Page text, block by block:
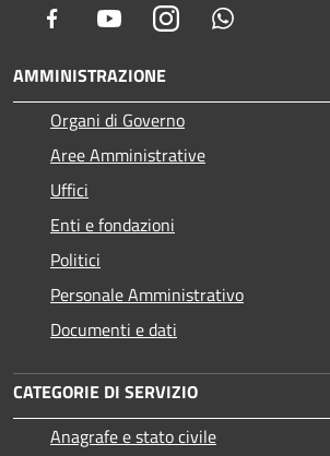
Facebook YoutubeInstagram
AMMINISTRAZIONE
Organi di Governo
Aree Amministrative
Uffici
Enti e fondazioni
Politici
Personale Amministrativo
Documenti e dati
CATEGORIE DI SERVIZIO
Anagrafe e stato civile